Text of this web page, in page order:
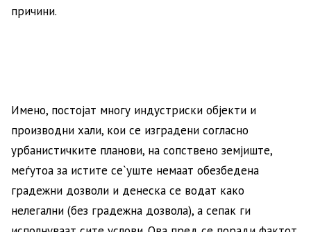
причини.
Имено, постојат многу индустриски објекти и
производни хали, кои се изградени согласно
урбанистичките планови, на сопствено земјиште,
меѓутоа за истите се`уште немаат обезбедена
градежни дозволи и денеска се водат како
нелегални (без градежна дозвола), а сепак ги